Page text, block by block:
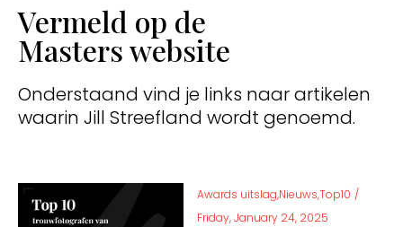
Vermeld op de
Masters website
Onderstaand vind je links naar artikelen
waarin Jill Streefland wordt genoemd.
Awards uitslag,Nieuws,Top10 /
Friday, January 24, 2025